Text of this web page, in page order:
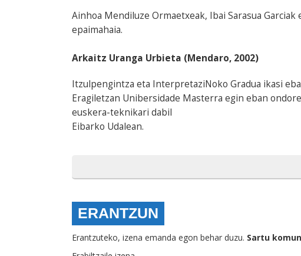
Ainhoa Mendiluze Ormaetxeak, Ibai Sarasua
epaimahaia.
Arkaitz Uranga Urbieta (Mendaro, 2002)
Itzulpengintza eta InterpretaziNoko Gradua ikasi
Eragiletzan Unibersidade Masterra egin eban
euskera-teknikari dabil
Eibarko Udalean.
ERANTZUN
Erantzuteko, izena emanda egon behar duzu. Sartu